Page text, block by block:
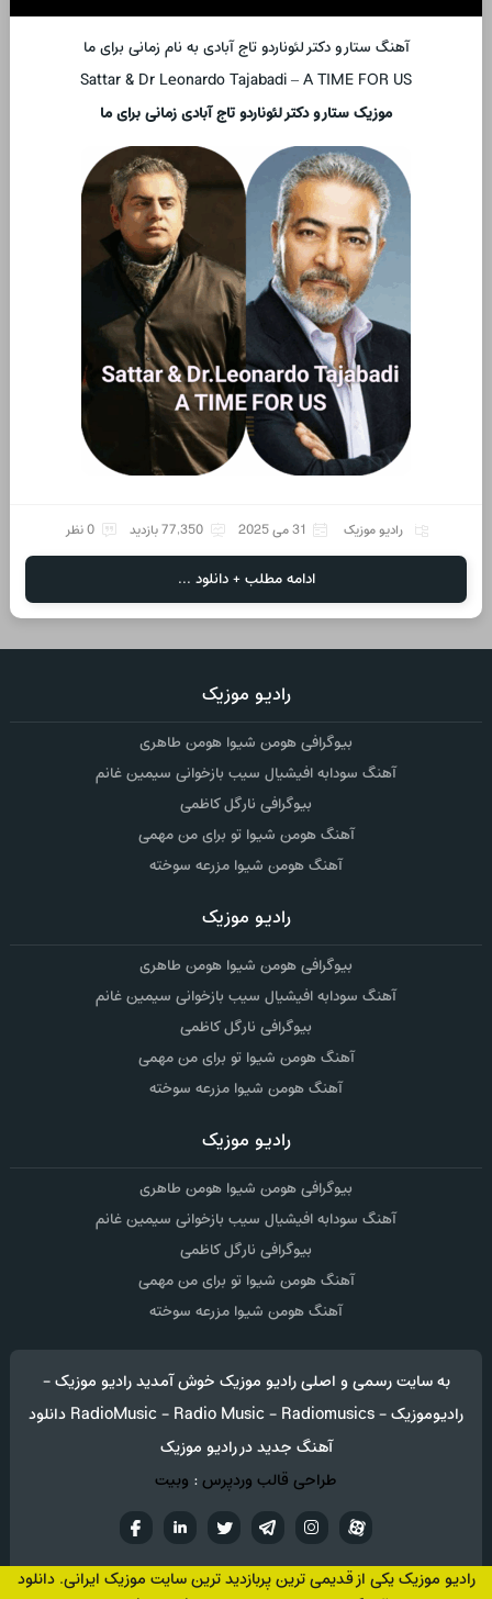
آهنگ ستار و دکتر لئوناردو تاج آبادی به نام زمانی برای ما
Sattar & Dr Leonardo Tajabadi – A TIME FOR US
موزیک ستار و دکتر لئوناردو تاج آبادی زمانی برای ما
رادیو موزیک 31 می 2025 77,350 بازدید 0 نظر
ادامه مطلب + دانلود ...
رادیو موزیک
بیوگرافی هومن شیوا هومن طاهری
آهنگ سودابه افیشیال سیب بازخوانی سیمین غانم
بیوگرافی نارگل کاظمی
آهنگ هومن شیوا تو برای من مهمی
آهنگ هومن شیوا مزرعه سوخته
رادیو موزیک
بیوگرافی هومن شیوا هومن طاهری
آهنگ سودابه افیشیال سیب بازخوانی سیمین غانم
بیوگرافی نارگل کاظمی
آهنگ هومن شیوا تو برای من مهمی
آهنگ هومن شیوا مزرعه سوخته
رادیو موزیک
بیوگرافی هومن شیوا هومن طاهری
آهنگ سودابه افیشیال سیب بازخوانی سیمین غانم
بیوگرافی نارگل کاظمی
آهنگ هومن شیوا تو برای من مهمی
آهنگ هومن شیوا مزرعه سوخته
به سایت رسمی و اصلی رادیو موزیک خوش آمدید رادیو موزیک -
رادیوموزیک - RadioMusic - Radio Music - Radiomusics دانلود
آهنگ جدید در رادیو موزیک
طراحی قالب وردپرس: وبیت
تويترتلگراماینستاگرام
آپارات
رادیو موزیک یکی از قدیمی ترین پربازدید ترین سایت موزیک ایرانی. دانلود